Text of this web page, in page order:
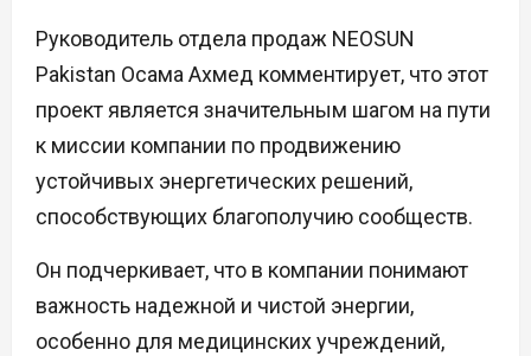
Руководитель отдела продаж NEOSUN
Pakistan Осама Ахмед комментирует, что этот
проект является значительным шагом на пути
к миссии компании по продвижению
устойчивых энергетических решений,
способствующих благополучию сообществ.
Он подчеркивает, что в компании понимают
важность надежной и чистой энергии,
особенно для медицинских учреждений,